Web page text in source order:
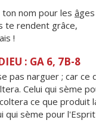
ton nom pour les â
te rendent grâce,
!
: GA 6, 7B-8
pas narguer ; car ce
Celui qui sème
ce que produit
qui sème pour